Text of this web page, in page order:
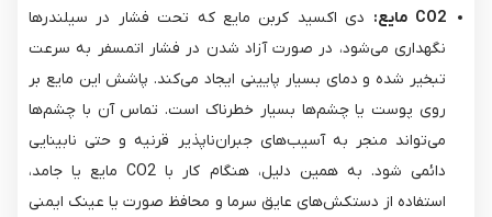
CO2​ مایع:
دی اکسید کربن مایع که تحت فشار در سیلندرها
نگهداری می‌شود، در صورت آزاد شدن در فشار اتمسفر به سرعت
تبخیر شده و دمای بسیار پایینی ایجاد می‌کند. پاشش این مایع بر
روی پوست یا چشم‌ها بسیار خطرناک است. تماس آن با چشم‌ها
می‌تواند منجر به آسیب‌های جبران‌ناپذیر قرنیه و حتی نابینایی
دائمی شود. به همین دلیل، هنگام کار با CO2​ مایع یا جامد،
استفاده از دستکش‌های عایق سرما و محافظ صورت یا عینک ایمنی